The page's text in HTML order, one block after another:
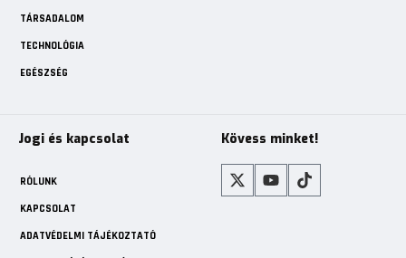
TÁRSADALOM
TECHNOLÓGIA
EGÉSZSÉG
Jogi és kapcsolat
RÓLUNK
KAPCSOLAT
ADATVÉDELMI TÁJÉKOZTATÓ
Kövess minket!